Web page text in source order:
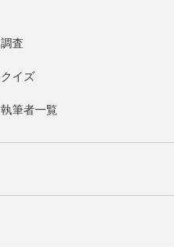
調査
クイズ
執筆者一覧